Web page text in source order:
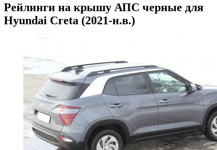
Рейлинги на крышу АПС черные для
Hyundai Creta (2021-н.в.)